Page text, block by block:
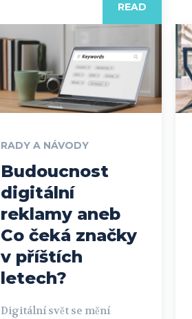
READ
RADY A NÁVODY
Budoucnost
digitální
reklamy aneb
Co čeká značky
v příštích
letech?
Digitální svět se mění